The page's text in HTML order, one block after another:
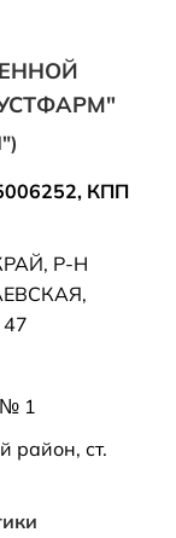
КПП
Р-Н
№ 1
район, ст.